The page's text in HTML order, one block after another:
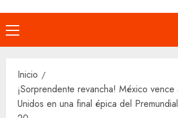
Menú
principal
Inicio
¡Sorprendente revancha! México vence
Unidos en una final épica del